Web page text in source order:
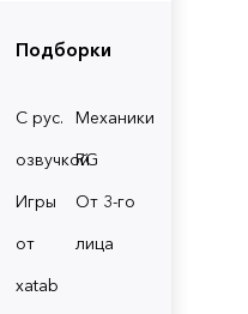
Подборки
С рус.
озвучкой
Механики
RG
Игры
от
xatab
От 3-го
лица